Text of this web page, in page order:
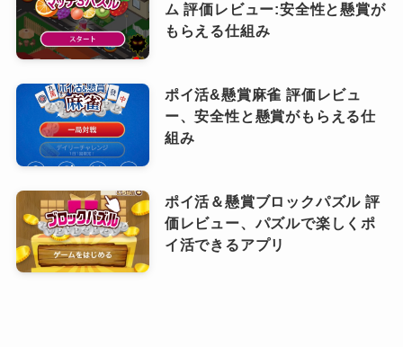
ム 評価レビュー:安全性と懸賞が
もらえる仕組み
ポイ活&懸賞麻雀 評価レビュ
ー、安全性と懸賞がもらえる仕
組み
ポイ活＆懸賞ブロックパズル 評
価レビュー、パズルで楽しくポ
イ活できるアプリ